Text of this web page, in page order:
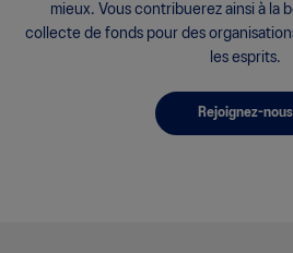
mieux. Vous contribuerez ainsi à la
collecte de fonds pour des
les esprits.
Rejoignez-nous